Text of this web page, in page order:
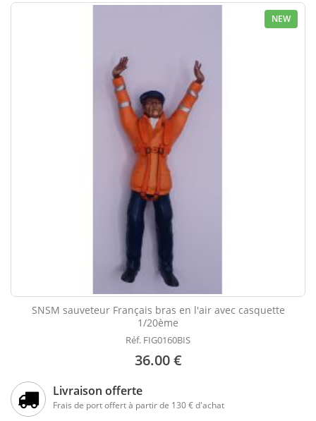
NEW
SNSM sauveteur Français bras en l'air avec casquette
1/20ème
Réf. FIG0160BIS
36.00 €
Livraison offerte
Frais de port offert à partir de 130 € d'achat